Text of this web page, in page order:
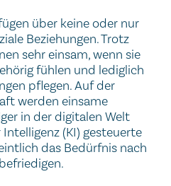
über keine oder nur
Beziehungen. Trotz
sehr einsam, wenn sie
fühlen und lediglich
pflegen. Auf der
werden einsame
in der digitalen Welt
(KI) gesteuerte
das Bedürfnis nach